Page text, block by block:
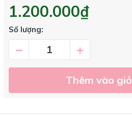
1.200.000₫
Số lượng:
– +
Thêm vào giỏ